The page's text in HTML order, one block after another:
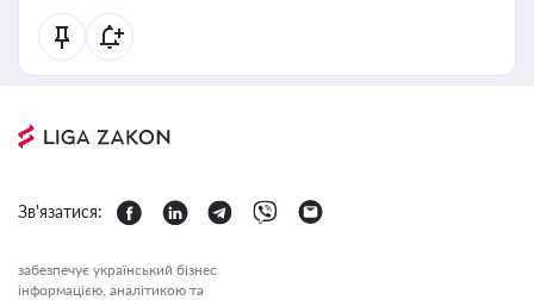
Зв'язатися:
забезпечує український бізнес
інформацією, аналітикою та